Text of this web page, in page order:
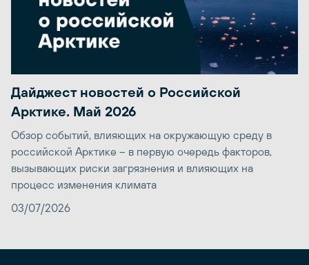
Дайджест новостей о Российской
Арктике. Май 2026
Обзор событий, влияющих на окружающую среду в
российской Арктике – в первую очередь факторов,
вызывающих риски загрязнения и влияющих на
процесс изменения климата
03/07/2026